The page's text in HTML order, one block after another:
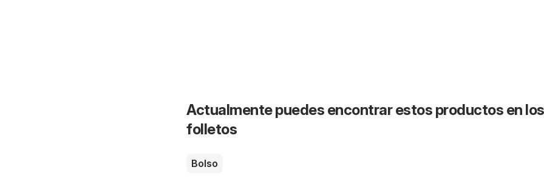
Actualmente puedes encontrar estos productos en los
folletos
Bolso